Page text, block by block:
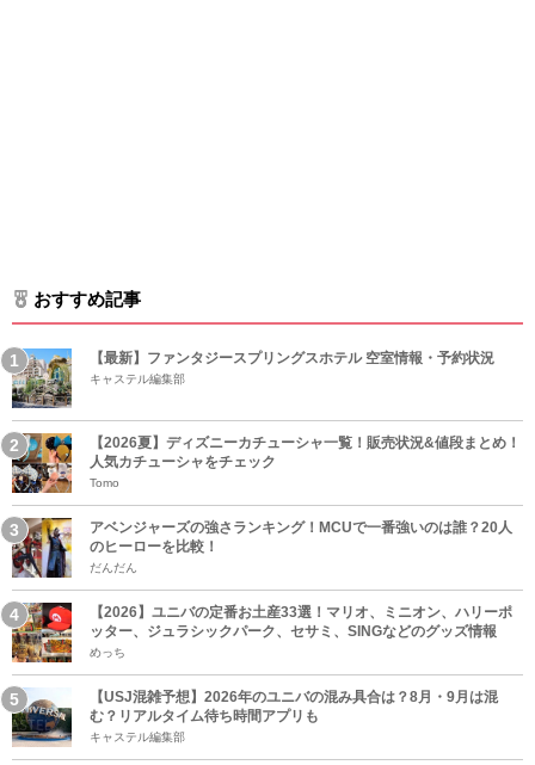
おすすめ記事
【最新】ファンタジースプリングスホテル 空室情報・予約状況
キャステル編集部
【2026夏】ディズニーカチューシャ一覧！販売状況&値段まとめ！
人気カチューシャをチェック
Tomo
アベンジャーズの強さランキング！MCUで一番強いのは誰？20人
のヒーローを比較！
だんだん
【2026】ユニバの定番お土産33選！マリオ、ミニオン、ハリーポ
ッター、ジュラシックパーク、セサミ、SINGなどのグッズ情報
めっち
【USJ混雑予想】2026年のユニバの混み具合は？8月・9月は混
む？リアルタイム待ち時間アプリも
キャステル編集部